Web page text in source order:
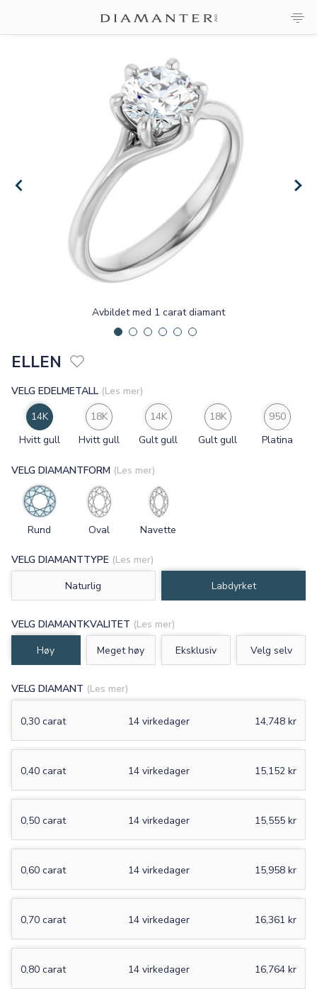
×
×
Avbildet med 1 carat diamant
ELLEN
VELG DIAMANTTYPE (Les mer)
Naturlig
Labdyrket
VELG DIAMANTKVALITET (Les mer)
Høy
Meget høy Eksklusiv Velg selv
VELG DIAMANT (Les mer)
0,30 carat 14,748 kr
14 virkedager
0,40 carat 15,152 kr
14 virkedager
0,50 carat 15,555 kr
14 virkedager
0,60 carat 15,958 kr
14 virkedager
0,70 carat 16,361 kr
14 virkedager
0,80 carat 16,764 kr
14 virkedager
VELG EDELMETALL (Les mer)
14K
Hvitt gull
18K
Hvitt gull
14K
Gult gull
18K
Gult gull
950
Platina
VELG DIAMANTFORM (Les mer)
Rund Oval Navette